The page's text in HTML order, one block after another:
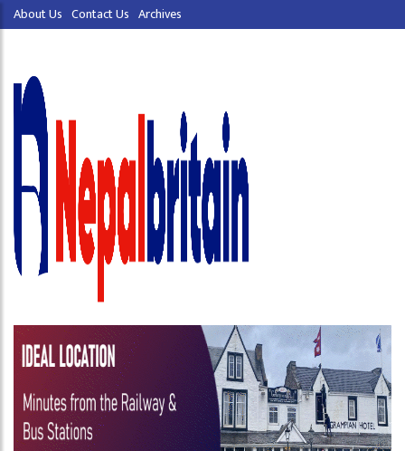
About Us Contact Us Archives